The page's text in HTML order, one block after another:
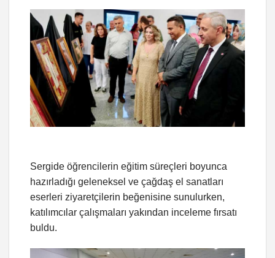
Sergide öğrencilerin eğitim süreçleri boyunca
hazırladığı geleneksel ve çağdaş el sanatları
eserleri ziyaretçilerin beğenisine sunulurken,
katılımcılar çalışmaları yakından inceleme fırsatı
buldu.